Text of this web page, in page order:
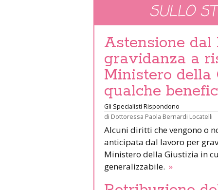
SULLO
Astensione
gravidanza a
Ministero della
qualche
Gli Specialisti Rispondono
di Dottoressa Paola Bernardi Locatelli
Alcuni diritti che vengono o
anticipata dal lavoro per
Ministero della Giustizia in
generalizzabile. »